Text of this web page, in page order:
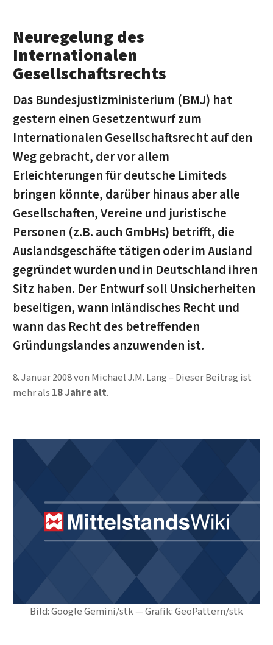
Bild: Google Gemini/stk — Grafik: GeoPattern/stk
Neuregelung des
Internationalen
Gesellschaftsrechts
Das Bundesjustizministerium (BMJ) hat
gestern einen Gesetzentwurf zum
Internationalen Gesellschaftsrecht auf den
Weg gebracht, der vor allem
Erleichterungen für deutsche Limiteds
bringen könnte, darüber hinaus aber alle
Gesellschaften, Vereine und juristische
Personen (z.B. auch GmbHs) betrifft, die
Auslandsgeschäfte tätigen oder im Ausland
gegründet wurden und in Deutschland ihren
Sitz haben. Der Entwurf soll Unsicherheiten
beseitigen, wann inländisches Recht und
wann das Recht des betreffenden
Gründungslandes anzuwenden ist.
8. Januar 2008von Michael J.M. Lang
Dieser Beitrag ist
mehr als 18 Jahre alt.